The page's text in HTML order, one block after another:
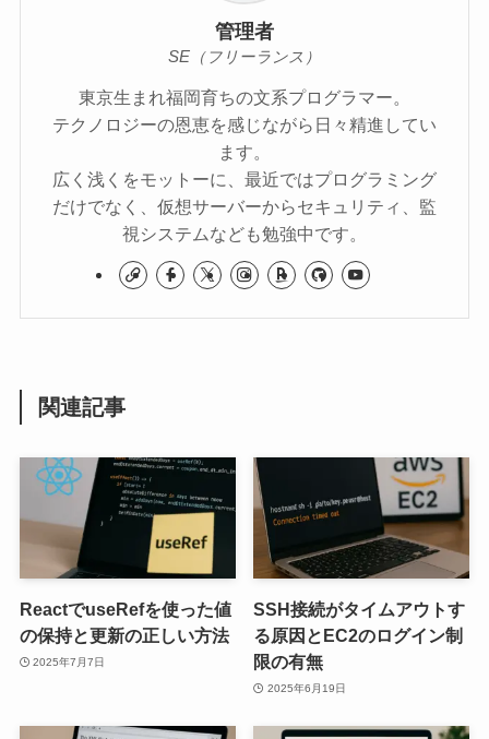
管理者
SE（フリーランス）
東京生まれ福岡育ちの文系プログラマー。
テクノロジーの恩恵を感じながら日々精進してい
ます。
広く浅くをモットーに、最近ではプログラミング
だけでなく、仮想サーバーからセキュリティ、監
視システムなども勉強中です。
関連記事
ReactでuseRefを使った値
の保持と更新の正しい方法
2025年7月7日
SSH接続がタイムアウトす
る原因とEC2のログイン制
限の有無
2025年6月19日